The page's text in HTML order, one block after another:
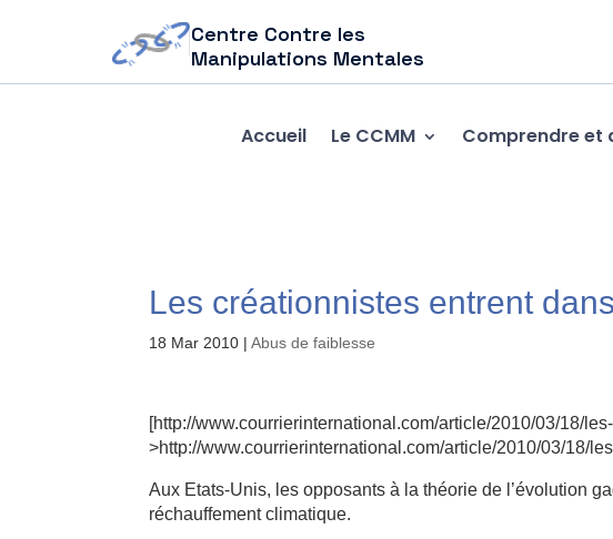
Centre Contre les
Manipulations Mentales
Accueil Le CCMM Comprendre et
Les créationnistes entrent
18 Mar 2010 |Abus de faiblesse
[http://www.courrierinternational.com/article/2010/03/18/
>http://www.courrierinternational.com/article/2010/03/18/
Aux Etats-Unis, les opposants à la théorie de l’évolution
réchauffement climatique.